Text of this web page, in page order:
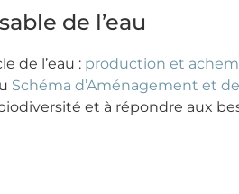
de l’eau
de l’eau : production et
Schéma d’Aménagement et
et à répondre aux